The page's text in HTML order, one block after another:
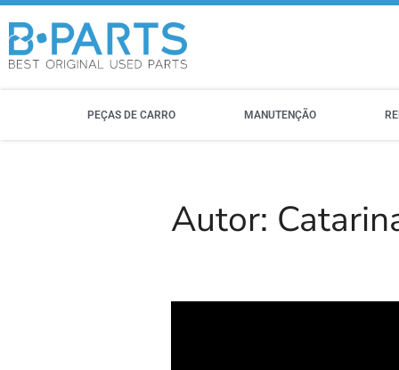
PEÇAS DE CARRO MANUTENÇÃO
Autor: